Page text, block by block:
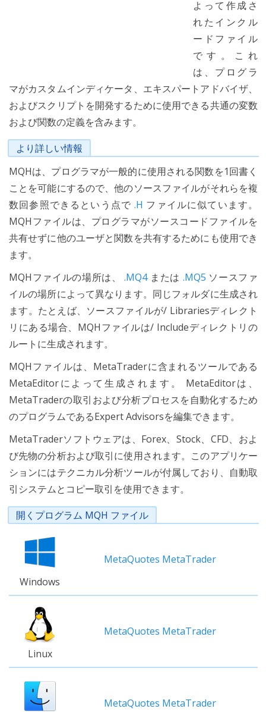
よって作成さ
れたインクル
ードファイル
です。これ
は、プログラ
マがカスタムインディケータ、エキスパートアドバイザ、
およびスクリプトを開発するために使用できる共通の変数
および関数の定義を含みます。
より詳しい情報
MQHは、プログラマが一般的に使用される関数を1回書く
ことを可能にするので、他のソースファイルがそれらを複
数回参照できるという点で.H ファイルに似ています。
MQHファイルは、プログラマがソースコードファイルを
共有せずに他のユーザと関数を共有するためにも使用でき
ます。
MQHファイルの場所は、.MQ4または .MQ5 ソースファ
イルの場所によって異なります。同じフォルダに生成され
ます。たとえば、ソースファイルが/ Librariesディレクト
リにある場合、MQHファイルは/ Includeディレクトリの
ルートに生成されます。
MQHファイルは、MetaTraderに含まれるツールである
MetaEditorによって生成されます。 MetaEditorは、
MetaTraderの取引および分析プロセスを自動化するため
のプログラムであるExpert Advisorsを編集できます。
MetaTraderソフトウェアは、Forex、Stock、CFD、およ
び先物の分析および取引に使用されます。このアプリケー
ションにはテクニカル分析ツールが付属しており、自動取
引システムとコピー取引を使用できます。
開くプログラム MQH ファイル
Windows
MetaQuotes MetaTrader
Linux
MetaQuotes MetaTrader
MetaQuotes MetaTrader